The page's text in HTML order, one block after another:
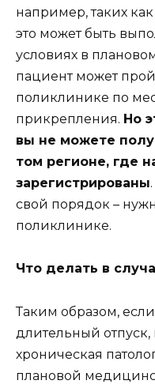
например, таких
это может быть
условиях в
пациент может
поликлинике по
прикрепления. Но
вы не можете
том регионе, где
зарегистрированы
свой порядок –
поликлинике.
Что делать в
Таким образом,
длительный отпуск,
хроническая
плановой